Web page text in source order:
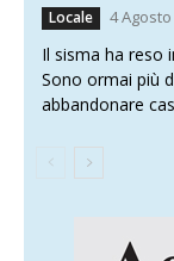
Locale 4
Il sisma ha reso
Sono ormai più
abbandonare